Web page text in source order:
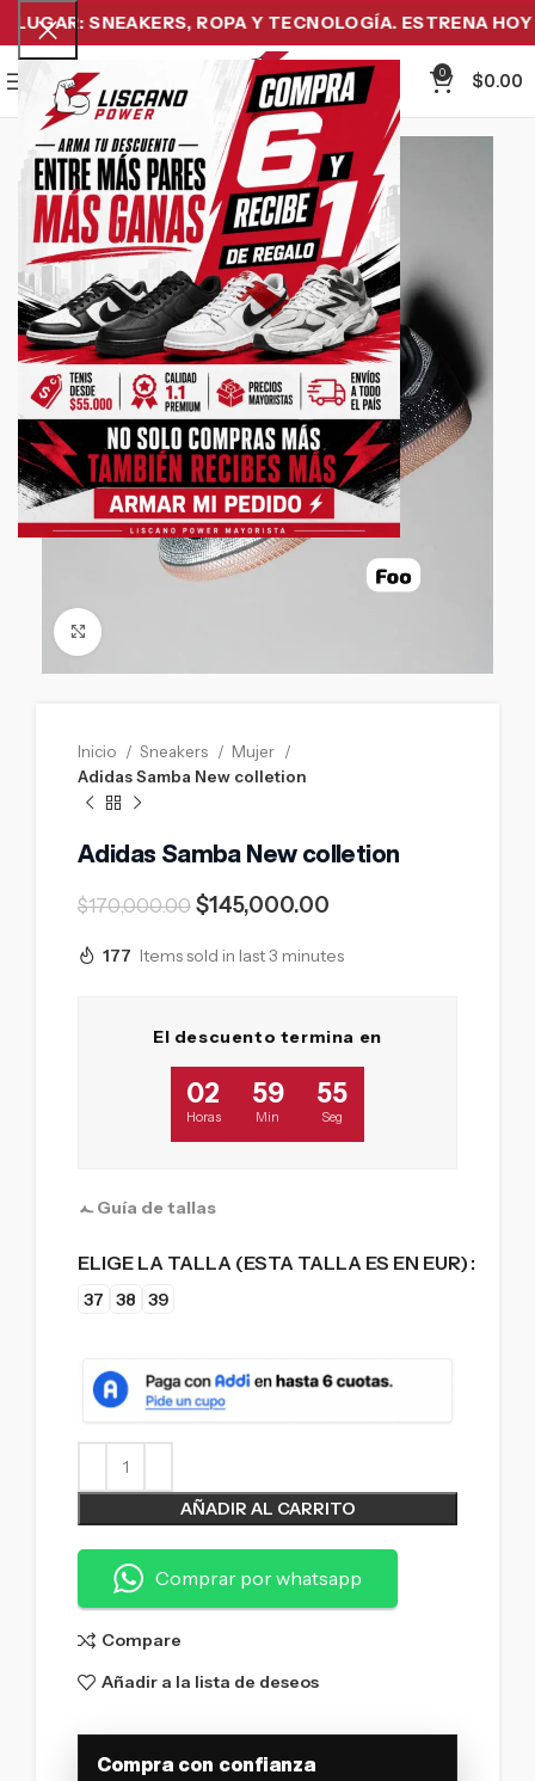
SNEAKERS, ROPA Y TECNOLOGÍA. ESTRENA HOY Y
Menu
0
$0.00
-15%
Inicio Sneakers
Mujer
Adidas Samba New colletion
Adidas Samba New colletion
$170,000.00 $145,000.00
177 Items sold in last 3 minutes
El descuento termina en
02
Horas
59
Min
54
Seg
Guía de tallas
ELIGE LA TALLA (ESTA TALLA ES EN EUR)
37 38 39
AÑADIR AL CARRITO
Comprar por whatsapp
Compare
Añadir a la lista de deseos
Compra con confianza